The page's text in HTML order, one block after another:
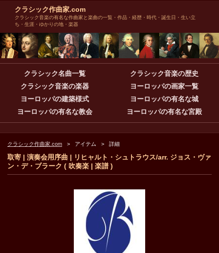
クラシック作曲家.com
クラシック音楽の有名な作曲家と楽曲の一覧・作品・経歴・時代・誕生日・生い立
ち・生涯・ゆかりの地・楽器
クラシック名曲一覧
クラシック音楽の歴史
クラシック音楽の楽器
ヨーロッパの画家一覧
ヨーロッパの建築様式
ヨーロッパの有名な城
ヨーロッパの有名な教会
ヨーロッパの有名な宮殿
クラシック作曲家.com アイテム 詳細
取寄 | 演奏会用序曲 | リヒャルト・シュトラウス/arr. ジョス・ヴァ
ン・デ・ブラーク ( 吹奏楽 | 楽譜 )